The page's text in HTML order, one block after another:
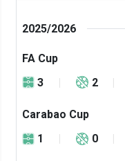
2025/2026
FA Cup
3
2
Carabao Cup
1
0